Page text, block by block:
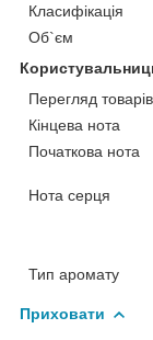
Класифікація
Об`єм
Перегляд товарів
Кінцева нота
Початкова нота
Нота серця
Тип аромату
Приховати